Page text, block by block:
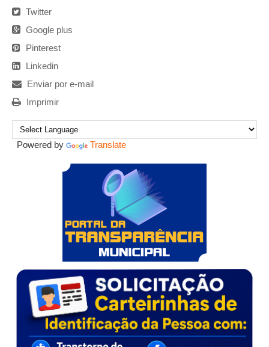
Twitter
Google plus
Pinterest
Linkedin
Enviar por e-mail
Imprimir
Powered by Translate